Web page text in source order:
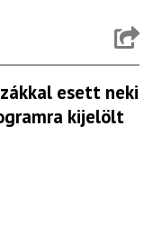
esett neki
kijelölt